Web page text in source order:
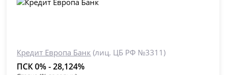
Кредит Европа Банк (лиц. ЦБ РФ №3311)
ПСК 0% - 28,124%